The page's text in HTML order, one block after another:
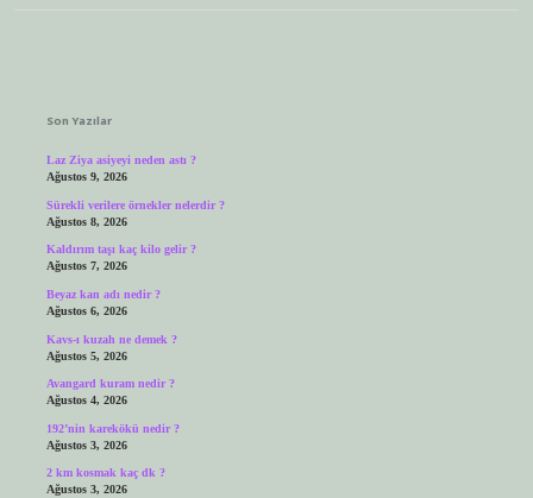
Son Yazılar
Laz Ziya asiyeyi neden astı ?
Ağustos 9, 2026
Sürekli verilere örnekler nelerdir ?
Ağustos 8, 2026
Kaldırım taşı kaç kilo gelir ?
Ağustos 7, 2026
Beyaz kan adı nedir ?
Ağustos 6, 2026
Kavs-ı kuzah ne demek ?
Ağustos 5, 2026
Avangard kuram nedir ?
Ağustos 4, 2026
192’nin karekökü nedir ?
Ağustos 3, 2026
2 km kosmak kaç dk ?
Ağustos 3, 2026